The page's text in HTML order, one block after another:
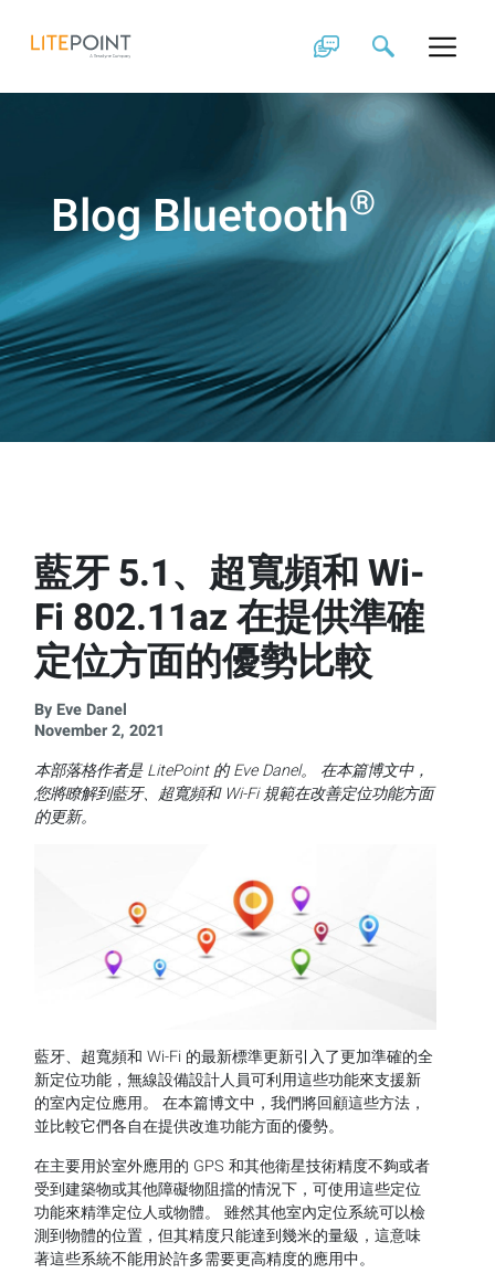
content
Blog Bluetooth®
藍牙 5.1、超寬頻和 Wi-
Fi 802.11az 在提供準確
定位方面的優勢比較
By Eve Danel
November 2, 2021
本部落格作者是LitePoint的Eve Danel。
在本篇博文中，
您將瞭解到藍牙、超寬頻和Wi-Fi規範在改善定位功能方面
的更新。
藍牙、超寬頻和 Wi-Fi 的最新標準更新引入了更加準確的全
新定位功能，無線設備設計人員可利用這些功能來支援新
的室內定位應用。 在本篇博文中，我們將回顧這些方法，
並比較它們各自在提供改進功能方面的優勢。
在主要用於室外應用的 GPS 和其他衛星技術精度不夠或者
受到建築物或其他障礙物阻擋的情況下，可使用這些定位
功能來精準定位人或物體。 雖然其他室內定位系統可以檢
測到物體的位置，但其精度只能達到幾米的量級，這意味
著這些系統不能用於許多需要更高精度的應用中。